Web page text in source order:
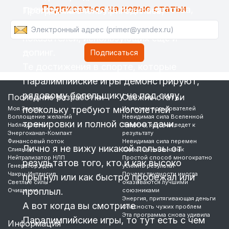
Программа очень пригодилась,
поскольку сейчас
тренирующиеся чуть ли не с детства,
иногда, для достижения лучших
показателей, использующих ещё и
Паралимпийские игры демонстрируют,
рядовому болельщику не под силу,
поскольку требуют многолетней
тренировки и полной самоотдачи.
Лично я не вижу никакой пользы от
результатов того, кто и как высоко
прыгнул или как быстро пробежал или
проплыл.
А вот когда вы смотрите
Паралимпийские игры, то тут есть с чем
Подписаться на новые статьи
Последние разработки
Моя Звезда
Воплощение желаний
Наблюдатель
Энергоканал-Компакт
Финансовый поток
Слияние
Нейтрализатор НЛП
Генератор идей
Чакры-Интенсив
Светлые силы
Очищение
Свежие статьи
Из писем пользователей
Невидимая сила Вселенной
Энергия, которая ведет к
результату
Невидимая сила перемен
Самый ценный навык
Простой способ многократно
усилить результат
Почему трудности иногда
оказываются лучшими
союзниками
Энергия, притягивающая деньги
Опасность чужих проблем
Эта программа снова удивила
Информация